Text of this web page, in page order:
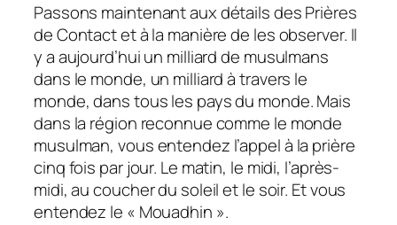
Passons maintenant aux détails des Prières
de Contact et à la manière de les observer. Il
y a aujourd’hui un milliard de musulmans
dans le monde, un milliard à travers le
monde, dans tous les pays du monde. Mais
dans la région reconnue comme le monde
musulman, vous entendez l’appel à la prière
cinq fois par jour. Le matin, le midi, l’après-
midi, au coucher du soleil et le soir. Et vous
entendez le « Mouadhin ».